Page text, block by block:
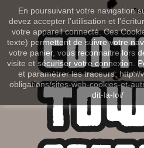
En poursuivant votre navigation
devez accepter l’utilisation et
votre appareil connecté. Ces
texte) permettent de suivre votre
votre panier, vous reconnaitre lors
visite et sécuriser votre connexion.
et paramétrer les traceurs: http://
obligations/sites-web-cookies-et-
dit-la-loi/